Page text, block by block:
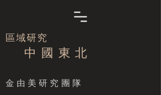
區域研究
中 國 東 北
​金由美研究團隊